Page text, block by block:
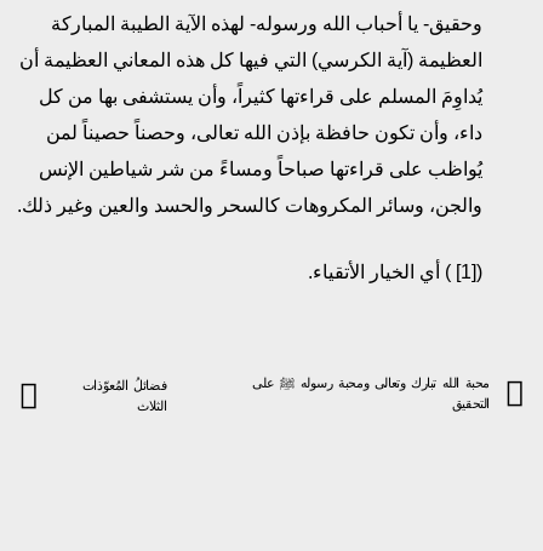
وحقيق- يا أحباب الله ورسوله- لهذه الآية الطيبة المباركة
العظيمة (آية الكرسي) التي فيها كل هذه المعاني العظيمة أن
يُداوِمَ المسلم على قراءتها كثيراً، وأن يستشفى بها من كل
داء، وأن تكون حافظة بإذن الله تعالى، وحصناً حصيناً لمن
يُواظب على قراءتها صباحاً ومساءً من شر شياطين الإنس
والجن، وسائر المكروهات كالسحر والحسد والعين وغير ذلك.
([1] ) أي الخيار الأتقياء.
محبة الله تبارك وتعالى ومحبة رسوله ﷺ على
التحقيق
فضائلُ المُعوّذات
الثلاث